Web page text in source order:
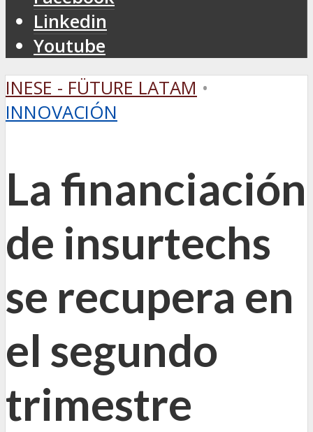
Linkedin
Youtube
INESE - FÜTURE LATAM •
INNOVACIÓN
La financiación
de insurtechs
se recupera en
el segundo
trimestre